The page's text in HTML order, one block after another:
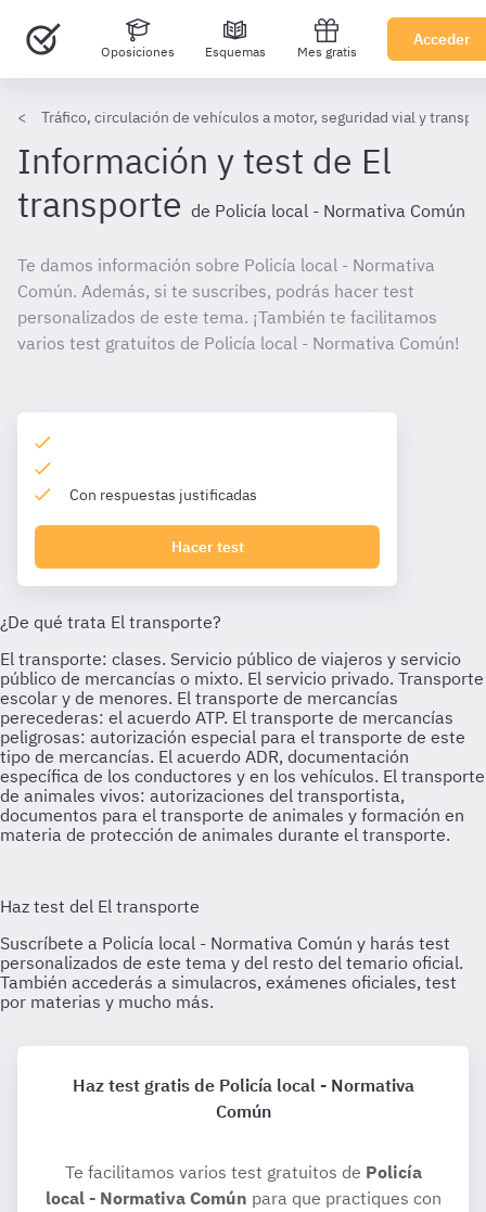
Oposiciones Esquemas Mes gratis
Acceder
Tráfico, circulación de vehículos a motor, seguridad vial y
Información y test de El
transporte de Policía local - Normativa Común
Te damos información sobre Policía local - Normativa
Común. Además, si te suscribes, podrás hacer test
personalizados de este tema. ¡También te facilitamos
varios test gratuitos de Policía local - Normativa Común!
Con respuestas justificadas
Hacer test
Haz test gratis de Policía local - Normativa
Común
Te facilitamos varios test gratuitos de Policía
local - Normativa Común para que practiques con